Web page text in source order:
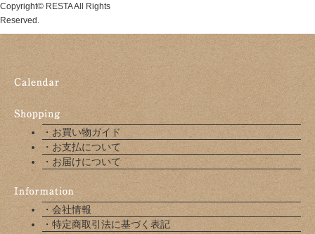
Copyright© RESTA All Rights
Reserved.
・お買い物ガイド
・お支払について
・お届けについて
・会社情報
・特定商取引法に基づく表記